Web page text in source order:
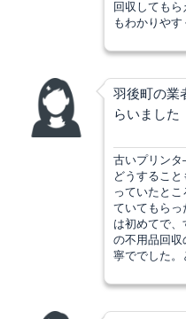
回収しても
もわかりやす
羽後町の業
らいました
古いプリン
どうするこ
っていたと
ていてもらっ
は初めてで、
の不用品回収
寧ででした。